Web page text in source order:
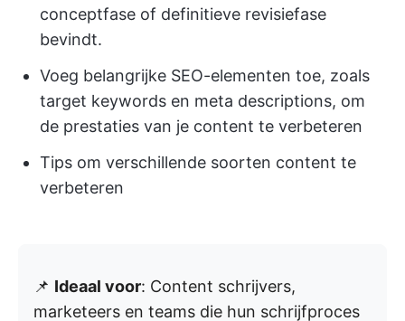
conceptfase of definitieve revisiefase
bevindt.
Voeg belangrijke SEO-elementen toe, zoals
target keywords en meta descriptions, om
de prestaties van je content te verbeteren
Tips om verschillende soorten content te
verbeteren
📌 Ideaal voor: Content schrijvers,
marketeers en teams die hun schrijfproces